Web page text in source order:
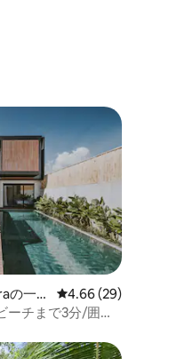
均評価
均評価
の一軒
レビュー29件、5つ星
4.66 (29)
チまで3分/囲ま